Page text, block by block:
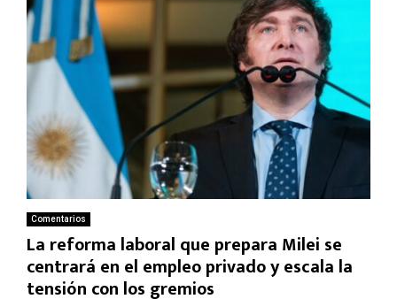
Comentarios
La reforma laboral que prepara Milei se
centrará en el empleo privado y escala la
tensión con los gremios